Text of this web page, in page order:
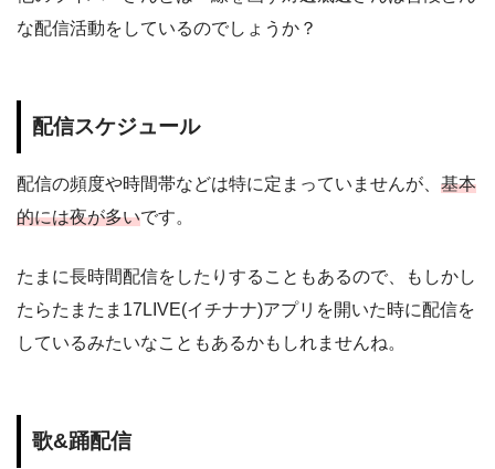
な配信活動をしているのでしょうか？
配信スケジュール
配信の頻度や時間帯などは特に定まっていませんが、 基本
的には夜が多いです。
たまに長時間配信をしたりすることもあるので、もしかし
たらたまたま17LIVE(イチナナ)アプリを開いた時に配信を
しているみたいなこともあるかもしれませんね。
歌&踊配信